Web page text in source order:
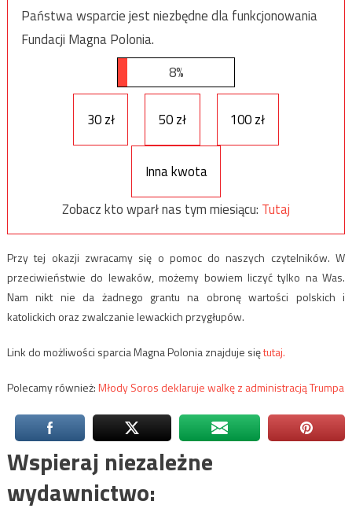
Państwa wsparcie jest niezbędne dla funkcjonowania
Fundacji Magna Polonia.
8%
30 zł 50 zł 100 zł
Inna kwota
Zobacz kto wparł nas tym miesiącu: Tutaj
Przy tej okazji zwracamy się o pomoc do naszych czytelników. W
przeciwieństwie do lewaków, możemy bowiem liczyć tylko na Was.
Nam nikt nie da żadnego grantu na obronę wartości polskich i
katolickich oraz zwalczanie lewackich przygłupów.
Link do możliwości sparcia Magna Polonia znajduje siętutaj.
Polecamy również:Młody Soros deklaruje walkę z administracją Trumpa
Wspieraj niezależne
wydawnictwo: